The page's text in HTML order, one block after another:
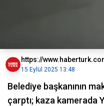
https://
15 Eylül 2025 13:48
Belediye başkanının
çarptı; kaza kamerada